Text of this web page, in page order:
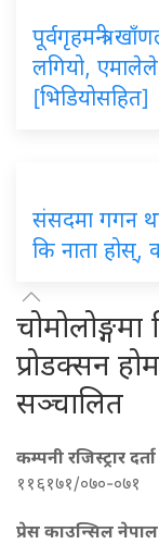
पूर्वगृहमन्त्री
लगियो, एमालेले
[भिडियोसहित]
संसदमा गगन
कि नाता होस्,
चोमोलोङ्गमा
प्रोडक्सन
सञ्चालित
कम्पनी रजिस्ट्रार
११६१७१/०७०-०७१
प्रेस काउन्सिल नेपाल